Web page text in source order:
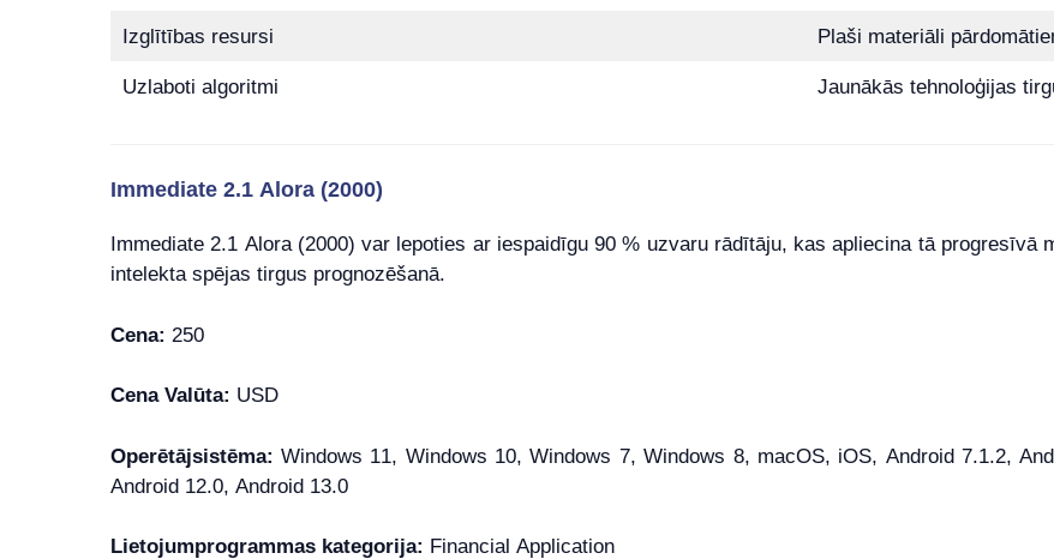
Izglītības resursi Plaši materiāli
Uzlaboti algoritmi Jaunākās tehnoloģijas
Immediate 2.1 Alora (2000)
Immediate 2.1 Alora (2000) var lepoties ar iespaidīgu 90 % uzvaru rādītāju, kas apliecina tā progresīvā
intelekta spējas tirgus prognozēšanā.
Cena: 250
Cena Valūta: USD
Operētājsistēma: Windows 11, Windows 10, Windows 7, Windows 8, macOS, iOS, Android 7.1.2,
Android 12.0, Android 13.0
Lietojumprogrammas kategorija: Financial Application